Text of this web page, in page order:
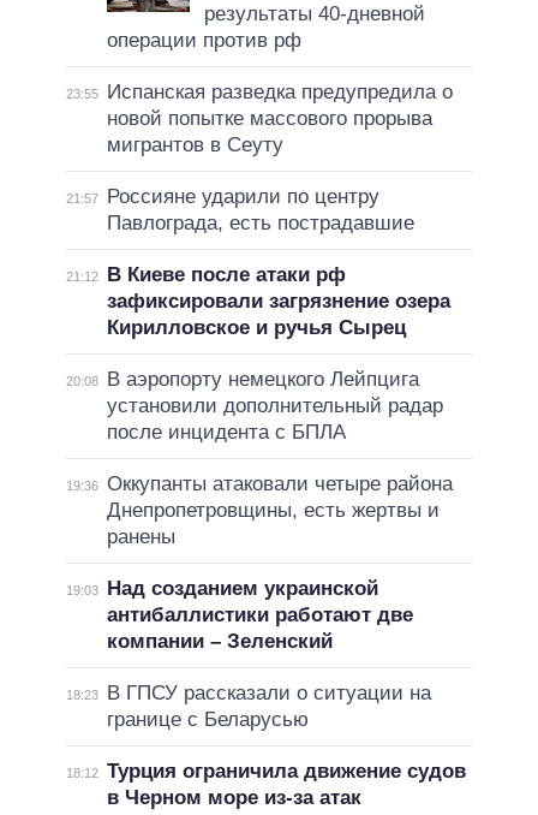
результаты 40-дневной
операции против рф
23:55
Испанская разведка предупредила о
новой попытке массового прорыва
мигрантов в Сеуту
21:57
Россияне ударили по центру
Павлограда, есть пострадавшие
21:12
В Киеве после атаки рф
зафиксировали загрязнение озера
Кирилловское и ручья Сырец
20:08
В аэропорту немецкого Лейпцига
установили дополнительный радар
после инцидента с БПЛА
19:36 Оккупанты атаковали четыре района
Днепропетровщины, есть жертвы и
ранены
19:03
Над созданием украинской
антибаллистики работают две
компании – Зеленский
18:23
В ГПСУ рассказали о ситуации на
границе с Беларусью
18:12 Турция ограничила движение судов
в Черном море из-за атак